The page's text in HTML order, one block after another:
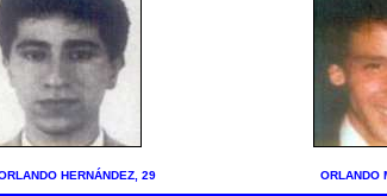
HERNÁNDEZ, 29 ORLANDO